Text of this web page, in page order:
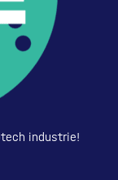
industrie!